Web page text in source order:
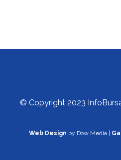
© Copyright 2023
Web Design by Dow Media |